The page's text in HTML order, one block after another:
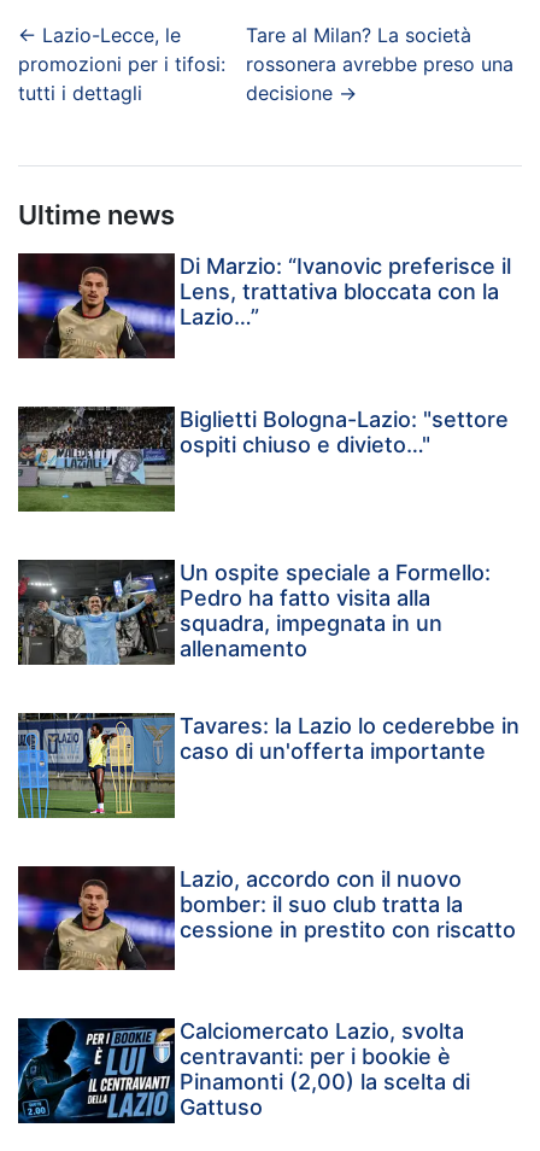
← Lazio-Lecce, le
promozioni per i tifosi:
tutti i dettagli
Tare al Milan? La società
rossonera avrebbe preso una
decisione→
Ultime news
Di Marzio: “Ivanovic preferisce il
Lens, trattativa bloccata con la
Lazio…”
Biglietti Bologna-Lazio: "settore
ospiti chiuso e divieto…"
Un ospite speciale a Formello:
Pedro ha fatto visita alla
squadra, impegnata in un
allenamento
Tavares: la Lazio lo cederebbe in
caso di un'offerta importante
Lazio, accordo con il nuovo
bomber: il suo club tratta la
cessione in prestito con riscatto
Calciomercato Lazio, svolta
centravanti: per i bookie è
Pinamonti (2,00) la scelta di
Gattuso